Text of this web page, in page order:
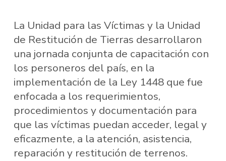
La Unidad para las Víctimas y la Unidad
de Restitución de Tierras desarrollaron
una jornada conjunta de capacitación con
los personeros del país, en la
implementación de la Ley 1448 que fue
enfocada a los requerimientos,
procedimientos y documentación para
que las víctimas puedan acceder, legal y
eficazmente, a la atención, asistencia,
reparación y restitución de terrenos.